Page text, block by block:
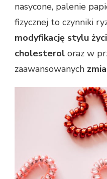
nasycone, palenie
fizycznej to czynniki
modyfikację stylu
cholesterol oraz w
zaawansowanych